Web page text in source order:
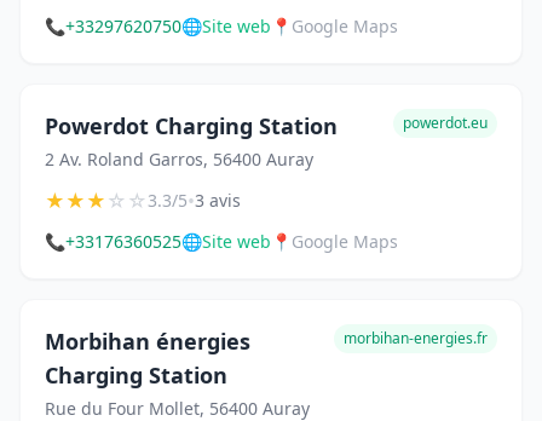
📞+33297620750🌐Site web 📍 Google Maps
Powerdot Charging Station
2 Av. Roland Garros, 56400 Auray
powerdot.eu
★★★☆☆3.3/5•3 avis
📞+33176360525🌐Site web 📍 Google Maps
Morbihan énergies
Charging Station
Rue du Four Mollet, 56400 Auray
morbihan-energies.fr